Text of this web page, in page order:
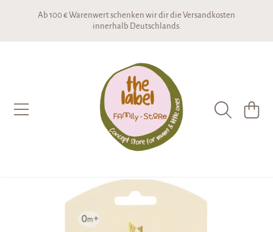
DIREKT ZUM INHALT
Ab 100 € Warenwert schenken wir dir die Versandkosten
innerhalb Deutschlands.
DIREKT ZU DEN PRODUKTINFORMATIONEN